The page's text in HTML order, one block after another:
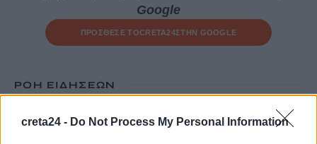
creta24 - Do Not Process My Personal Information
Google
ΠΡΟΣΘΕΣΕ ΤΟCRETA24ΣΤΗΝ GOOGLE
ΡΟΗ ΕΙΔΗΣΕΩΝ
Ηράκλειο: Ο Χανς δόθηκε για υιοθεσία από το Κυνοκομείο και